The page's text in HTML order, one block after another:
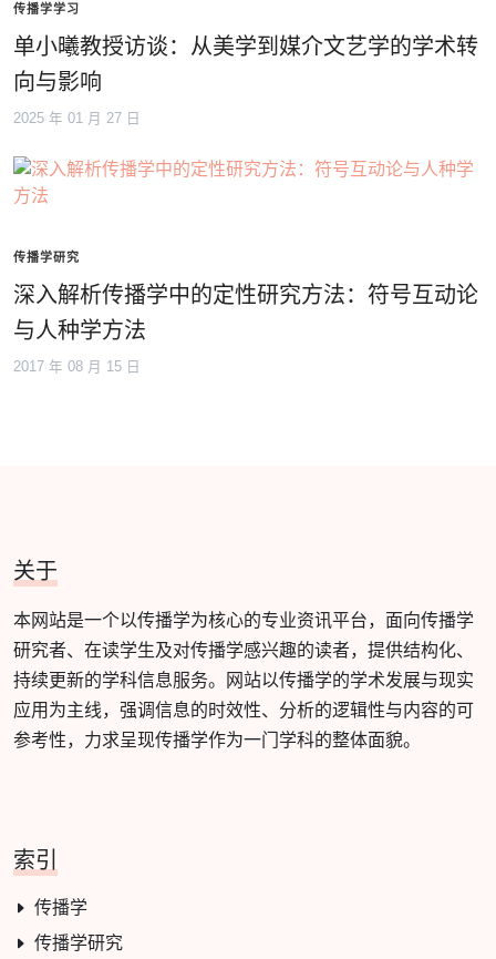
传播学学习
单小曦教授访谈：从美学到媒介文艺学的学术转
向与影响
2025 年 01 月 27 日
传播学研究
深入解析传播学中的定性研究方法：符号互动论
与人种学方法
2017 年 08 月 15 日
关于
本网站是一个以传播学为核心的专业资讯平台，面向传播学
研究者、在读学生及对传播学感兴趣的读者，提供结构化、
持续更新的学科信息服务。网站以传播学的学术发展与现实
应用为主线，强调信息的时效性、分析的逻辑性与内容的可
参考性，力求呈现传播学作为一门学科的整体面貌。
索引
传播学
传播学研究